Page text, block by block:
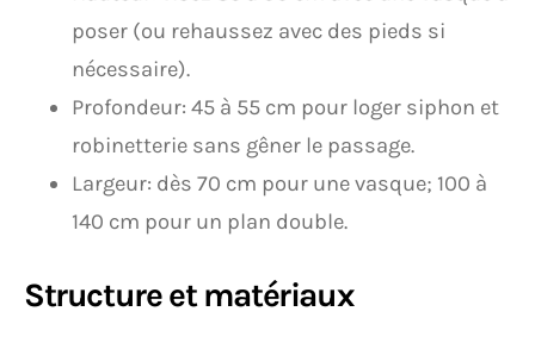
poser (ou rehaussez avec des pieds si
nécessaire).
Profondeur: 45 à 55 cm pour loger siphon et
robinetterie sans gêner le passage.
Largeur: dès 70 cm pour une vasque; 100 à
140 cm pour un plan double.
Structure et matériaux